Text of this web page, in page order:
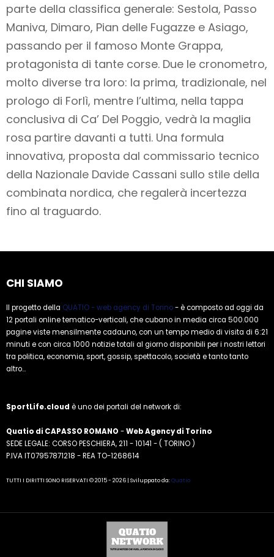
parte della classifica generale: Sestola, Passo
Maniva, Dimaro, Pian delle Fugazze e Asiago,
passando per il famoso Monte Grappa,
protagonista di tante corse. Due le cronometro,
molto diverse tra loro: la prima, tradizionale, nel
prologo di Forlì, mentre l’ultima, nella tappa
conclusiva di Ca’ Del Poggio, vedrà la maglia
rosa partire davanti a tutti. Una formula
innovativa, proposta dal commissario tecnico
della Nazionale Davide Cassani sullo stile della
combinata nordica, che regalerà incertezza
fino al traguardo.
CHI SIAMO
Il progetto della QUATIO - web agency di Torino- è composto ad oggi da
12 portali online tematico-verticali, che cubano in media circa 500.000
pagine viste mensilmente cadauno, con un tempo medio di visita di 6:21
minuti e con circa 1000 notizie totali al giorno disponibili per i nostri lettori
tra politica, economia, sport, gossip, spettacolo, società e tanto tanto
altro...
SportLife.cloud è uno dei portali del network di:
Quatio di CAPASSO ROMANO -Web Agency di Torino
SEDE LEGALE: CORSO PESCHIERA, 211 - 10141 - ( TORINO )
P.IVA IT07957871218 - REA TO-1268614
TUTTI I DIRITTI SONO RISERVATI © 2015 - 2026 | Sviluppato da:Quatio